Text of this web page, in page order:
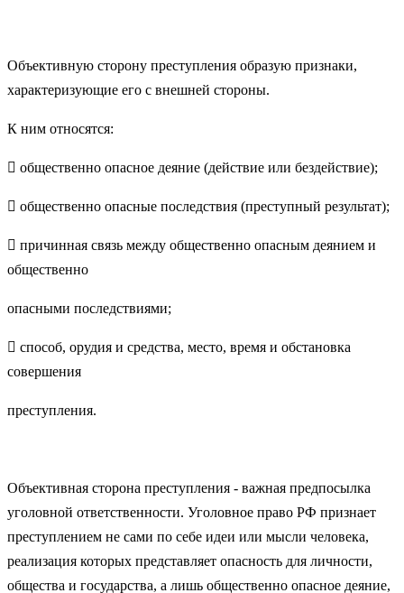
Объективную сторону преступления образую признаки,
характеризующие его с внешней стороны.
К ним относятся:
 общественно опасное деяние (действие или бездействие);
 общественно опасные последствия (преступный результат);
 причинная связь между общественно опасным деянием и
общественно
опасными последствиями;
 способ, орудия и средства, место, время и обстановка
совершения
преступления.
Объективная сторона преступления - важная предпосылка
уголовной ответственности. Уголовное право РФ признает
преступлением не сами по себе идеи или мысли человека,
реализация которых представляет опасность для личности,
общества и государства, а лишь общественно опасное деяние,